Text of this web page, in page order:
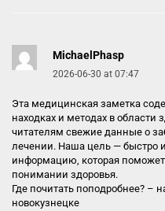
MichaelPhasp
2026-06-30 at 07:47
Эта медицинская заметка
находках и методах в
читателям свежие данные о
лечении. Наша цель — быстро
информацию, которая
понимании здоровья.
Где почитать поподробнее? –
новокузнецке